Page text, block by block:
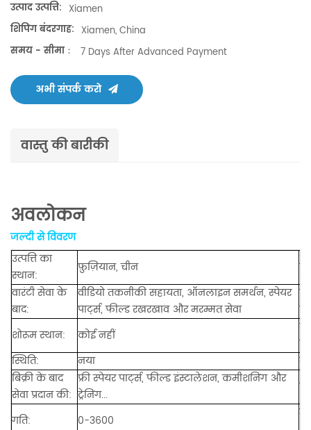
उत्पाद उत्पत्ति: Xiamen
शिपिंग बंदरगाह: Xiamen, China
समय - सीमा：
7 Days After Advanced Payment
अभी संपर्क करो
वास्तु की बारीकी
अवलोकन
जल्दी से विवरण
उत्पत्ति का
स्थान:
फ़ुज़ियान, चीन
वारंटी सेवा के
बाद:
वीडियो तकनीकी सहायता, ऑनलाइन समर्थन, स्पेयर
पार्ट्स, फील्ड रखरखाव और मरम्मत सेवा
शोरूम स्थान:
कोई नहीं
स्थिति:
नया
बिक्री के बाद
सेवा प्रदान की:
फ्री स्पेयर पार्ट्स, फील्ड इंस्टालेशन, कमीशनिंग और
ट्रेनिंग...
गति: 0-3600